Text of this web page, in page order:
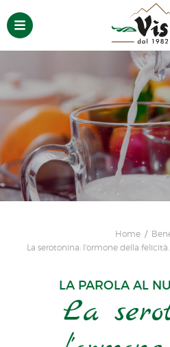
Home
La serotonina: l'ormone della
LA PAROLA AL
La